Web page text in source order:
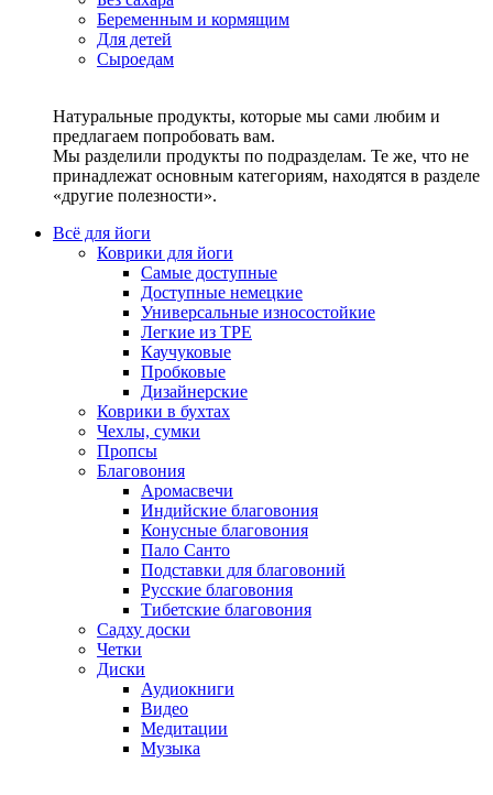
Беременным и кормящим
Для детей
Сыроедам
Натуральные продукты, которые мы сами любим и
предлагаем попробовать вам.
Мы разделили продукты по подразделам. Те же, что не
принадлежат основным категориям, находятся в разделе
«другие полезности».
Всё для йоги
Коврики для йоги
Самые доступные
Доступные немецкие
Универсальные износостойкие
Легкие из TPE
Каучуковые
Пробковые
Дизайнерские
Коврики в бухтах
Чехлы, сумки
Пропсы
Благовония
Аромасвечи
Индийские благовония
Конусные благовония
Пало Санто
Подставки для благовоний
Русские благовония
Тибетские благовония
Садху доски
Четки
Диски
Аудиокниги
Видео
Медитации
Музыка